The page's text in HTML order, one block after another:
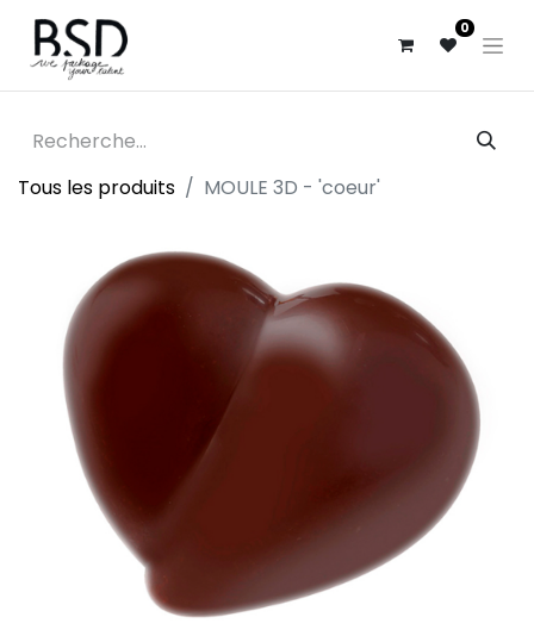
0
Tous les produits MOULE 3D - 'coeur'